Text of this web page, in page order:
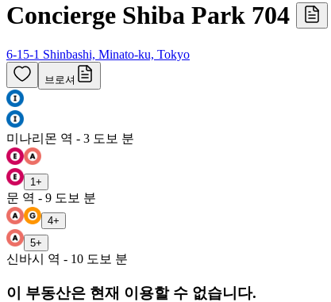
Concierge Shiba Park 704
6-15-1 Shinbashi, Minato-ku, Tokyo
브로셔
미나리몬 역 - 3 도보 분
1 +
문 역 - 9 도보 분
4+
5+
신바시 역 - 10 도보 분
이 부동산은 현재 이용할 수 없습니다.